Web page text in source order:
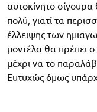
αυτοκίνητο σίγουρα
πολύ, γιατί τα
έλλειψης των
μοντέλα θα πρέπει
μέχρι να το
Ευτυχώς όμως